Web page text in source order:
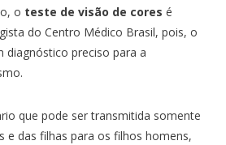
o teste de visão de cores é
do Centro Médico Brasil, pois, o
diagnóstico preciso para a
que pode ser transmitida somente
e das filhas para os filhos homens,